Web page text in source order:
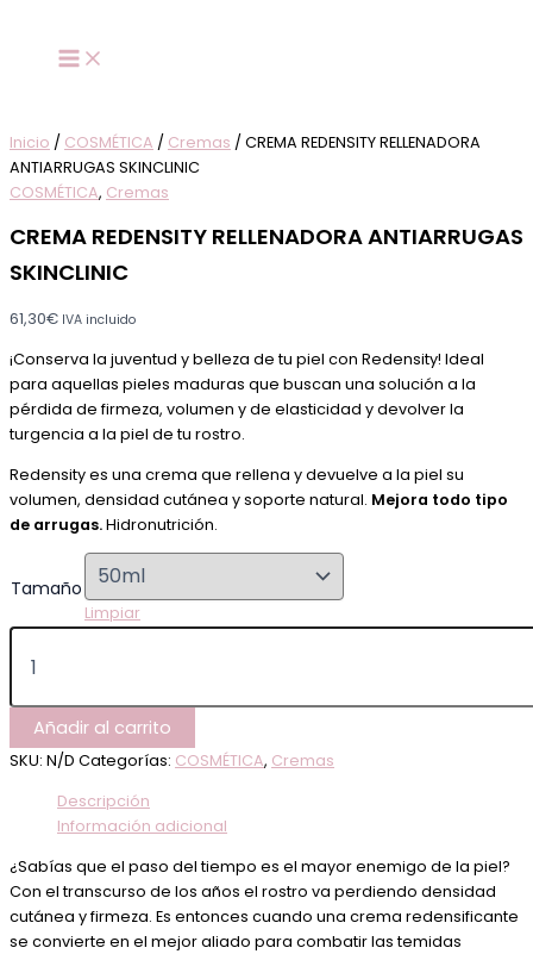
contenido
Inicio / COSMÉTICA / Cremas / CREMA REDENSITY RELLENADORA
ANTIARRUGAS SKINCLINIC
COSMÉTICA, Cremas
CREMA REDENSITY RELLENADORA ANTIARRUGAS
SKINCLINIC
61,30€ IVA incluido
¡Conserva la juventud y belleza de tu piel con Redensity! Ideal
para aquellas pieles maduras que buscan una solución a la
pérdida de firmeza, volumen y de elasticidad y devolver la
turgencia a la piel de tu rostro.
Redensity es una crema que rellena y devuelve a la piel su
volumen, densidad cutánea y soporte natural. Mejora todo tipo
de arrugas.Hidronutrición.
Tamaño
Limpiar
RELLENADORA
cantidad
Añadir al carrito
SKU: N/D Categorías: COSMÉTICA, Cremas
Descripción
Información adicional
¿Sabías que el paso del tiempo es el mayor enemigo de la piel?
Con el transcurso de los años el rostro va perdiendo densidad
cutánea y firmeza. Es entonces cuando una crema redensificante
se convierte en el mejor aliado para combatir las temidas
Las
elegir
producto
Las
elegir
producto